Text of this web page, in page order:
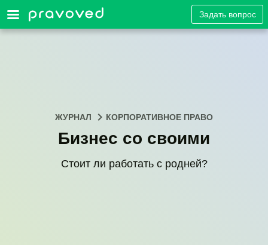
Задать вопрос
ЖУРНАЛ КОРПОРАТИВНОЕ ПРАВО
Бизнес со своими
Стоит ли работать с родней?